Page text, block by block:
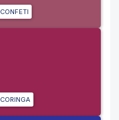
CONFETI
CORINGA